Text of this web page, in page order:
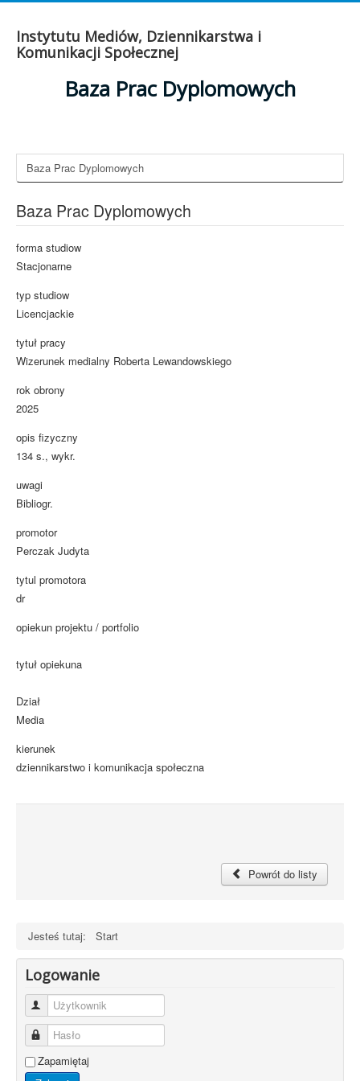
Instytutu Mediów, Dziennikarstwa i
Komunikacji Społecznej
Baza Prac Dyplomowych
Baza Prac Dyplomowych
Baza Prac Dyplomowych
forma studiow
Stacjonarne
typ studiow
Licencjackie
tytuł pracy
Wizerunek medialny Roberta Lewandowskiego
rok obrony
2025
opis fizyczny
134 s., wykr.
uwagi
Bibliogr.
promotor
Perczak Judyta
tytul promotora
dr
opiekun projektu / portfolio
tytuł opiekuna
Dział
Media
kierunek
dziennikarstwo i komunikacja społeczna
Powrót do listy
Jesteś tutaj: Start
Logowanie
Użytkownik
Hasło
Zapamiętaj